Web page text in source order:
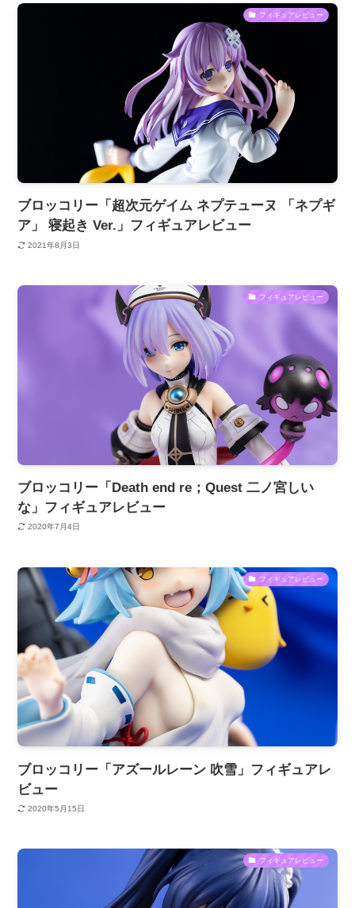
フィギュアレビュー
ブロッコリー「超次元ゲイム ネプテューヌ 「ネプギ
ア」 寝起き Ver.」フィギュアレビュー
2021年8月3日
フィギュアレビュー
ブロッコリー「Death end re；Quest 二ノ宮しい
な」フィギュアレビュー
2020年7月4日
フィギュアレビュー
ブロッコリー「アズールレーン 吹雪」フィギュアレ
ビュー
2020年5月15日
フィギュアレビュー